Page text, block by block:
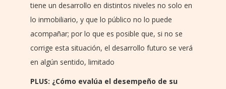
tiene un desarrollo en distintos niveles no solo en
lo inmobiliario, y que lo público no lo puede
acompañar; por lo que es posible que, si no se
corrige esta situación, el desarrollo futuro se verá
en algún sentido, limitado
PLUS: ¿Cómo evalúa el desempeño de su